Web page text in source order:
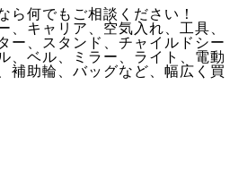
ら何でもご相談ください！
、キャリア、空気入れ、工具、
ー、スタンド、チャイルドシー
、ベル、ミラー、ライト、電動
補助輪、バッグなど、幅広く買